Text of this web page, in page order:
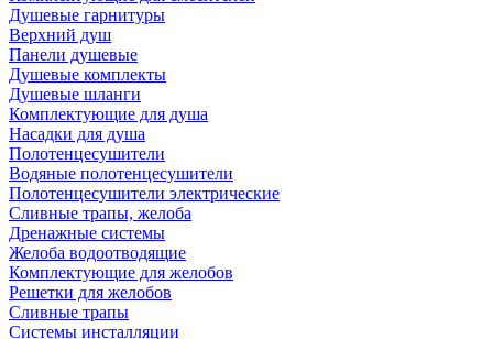
Душевые гарнитуры
Верхний душ
Панели душевые
Душевые комплекты
Душевые шланги
Комплектующие для душа
Насадки для душа
Полотенцесушители
Водяные полотенцесушители
Полотенцесушители электрические
Сливные трапы, желоба
Дренажные системы
Желоба водоотводящие
Комплектующие для желобов
Решетки для желобов
Сливные трапы
Системы инсталляции